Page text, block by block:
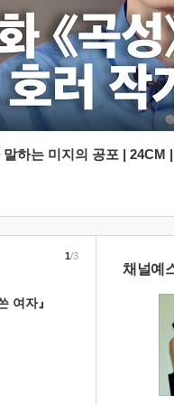
하는 미지의 공포 | 24CM
여자』
1/3
채널예